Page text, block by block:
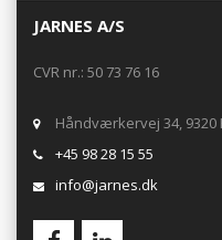
JARNES A/S
CVR nr.: 50 73 76 16
Håndværkervej 34, 9320
+45 98 28 15 55
info@jarnes.dk